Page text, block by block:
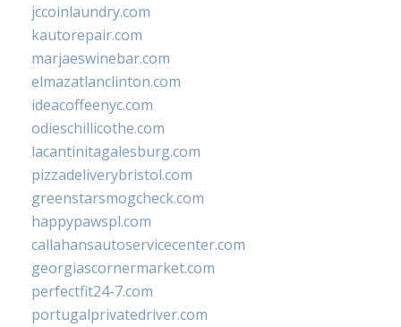
jccoinlaundry.com
kautorepair.com
marjaeswinebar.com
elmazatlanclinton.com
ideacoffeenyc.com
odieschillicothe.com
lacantinitagalesburg.com
pizzadeliverybristol.com
greenstarsmogcheck.com
happypawspl.com
callahansautoservicecenter.com
georgiascornermarket.com
perfectfit24-7.com
portugalprivatedriver.com